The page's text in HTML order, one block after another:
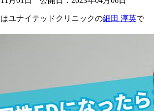
ユナイテッドクリニックの細田 淳英で